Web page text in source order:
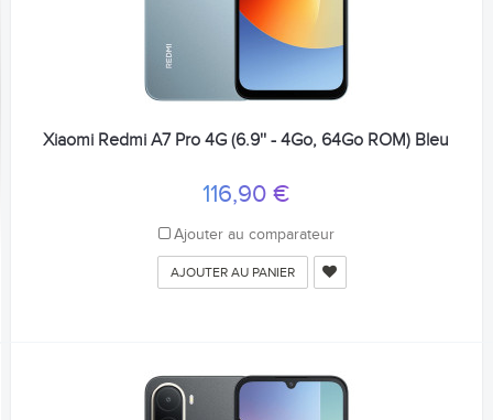
Xiaomi Redmi A7 Pro 4G (6.9'' - 4Go, 64Go ROM) Bleu
116,90 €
Ajouter au comparateur
AJOUTER AU PANIER